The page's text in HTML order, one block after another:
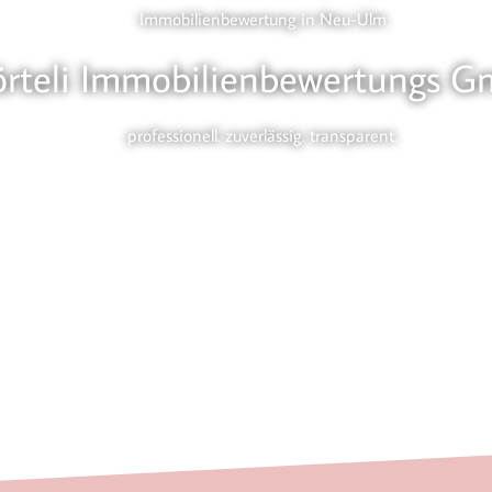
Immobilienbewertung in Neu-Ulm
Immobilienbewertungs
professionell. zuverlässig. transparent.